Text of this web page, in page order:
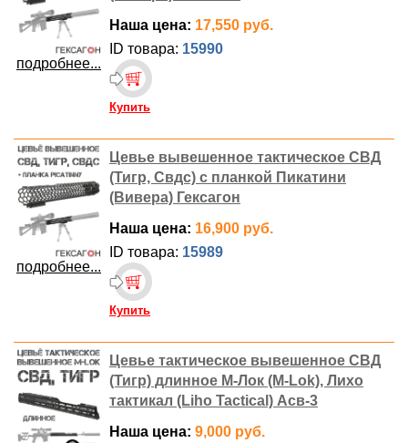
подробнее...
Наша цена: 17,550 руб.
ID товара: 15990
Купить
подробнее...
Цевье вывешенное тактическое СВД
(Тигр, Свдс) с планкой Пикатини
(Вивера) Гексагон
Наша цена: 16,900 руб.
ID товара: 15989
Купить
Цевье тактическое вывешенное СВД
(Тигр) длинное М-Лок (M-Lok), Лихо
тактикал (Liho Tactical) Асв-3
Наша цена: 9,000 руб.